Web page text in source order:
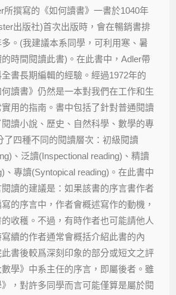
所撰寫的《如何讀書》一書於1040年
出版社)首次出版時，會在暢銷書排
。(我建議本系同學，可利用寒、暑
時間閱讀此書)。在此書中，Adler帶
書長期編輯的經驗。經過1972年的
讀書》仍然是一本對我們在工作和生
用的指南。書中包括了針對普通閱讀
讀小說、歷史、自然科學、數學的專
了四種不同的閱讀層次：初級閱讀
、泛讀(Inspectional reading)、精讀
、專讀(Syntopical reading)。在此書中
讀的建議是：如果該書的序言書作者
的序言中，作者會概述寫作的動機，
收穫。不過，有時作者也可能請他人
續的作者通常會概括介紹此書的內
書後較爲深刻印象的部分或短文之評
學》中系主任的序言，即屬後者。雖
，對許多同學而言可能僅算是屬於閱